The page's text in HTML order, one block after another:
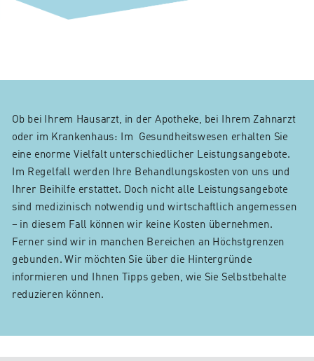
Ob bei Ihrem Hausarzt, in der Apotheke, bei Ihrem Zahnarzt
oder im Krankenhaus: Im Gesundheitswesen erhalten Sie
eine enorme Vielfalt unterschiedlicher Leistungsangebote.
Im Regelfall werden Ihre Behandlungskosten von uns und
Ihrer Beihilfe erstattet. Doch nicht alle Leistungsangebote
sind medizinisch notwendig und wirtschaftlich angemessen
– in diesem Fall können wir keine Kosten übernehmen.
Ferner sind wir in manchen Bereichen an Höchstgrenzen
gebunden. Wir möchten Sie über die Hintergründe
informieren und Ihnen Tipps geben, wie Sie Selbstbehalte
reduzieren können.